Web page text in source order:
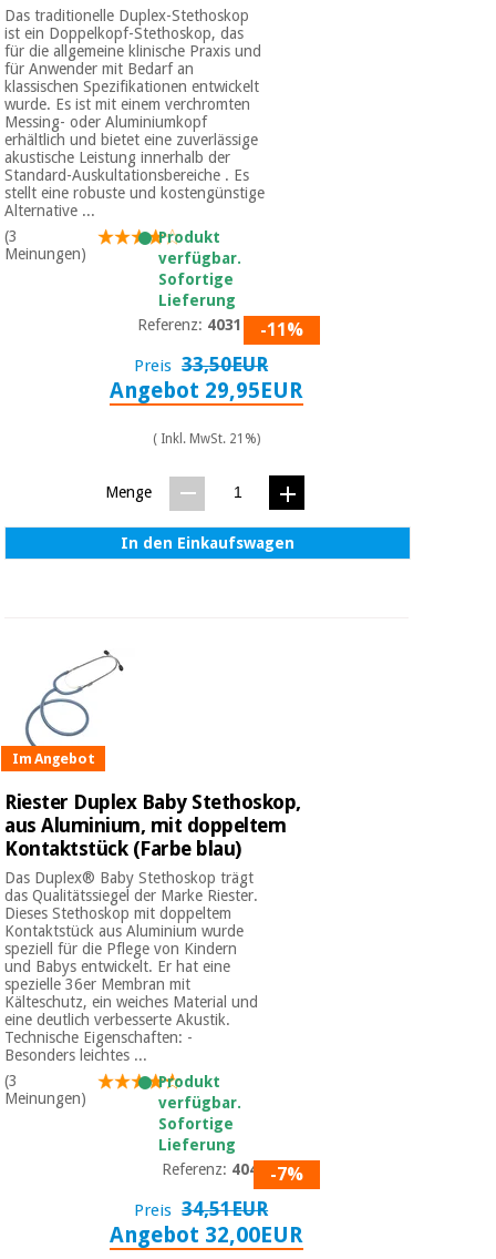
Das traditionelle Duplex-Stethoskop
ist ein Doppelkopf-Stethoskop, das
für die allgemeine klinische Praxis und
für Anwender mit Bedarf an
klassischen Spezifikationen entwickelt
wurde. Es ist mit einem verchromten
Messing- oder Aluminiumkopf
erhältlich und bietet eine zuverlässige
akustische Leistung innerhalb der
Standard-Auskultationsbereiche . Es
stellt eine robuste und kostengünstige
Alternative ...
(3
Meinungen)
Produkt
verfügbar.
Sofortige
Lieferung
Referenz: 4031-03-11%
Preis 33,50EUR
Angebot 29,95EUR
( Inkl. MwSt. 21%)
Menge
In den Einkaufswagen
Im Angebot
Riester Duplex Baby Stethoskop,
aus Aluminium, mit doppeltem
Kontaktstück (Farbe blau)
Das Duplex® Baby Stethoskop trägt
das Qualitätssiegel der Marke Riester.
Dieses Stethoskop mit doppeltem
Kontaktstück aus Aluminium wurde
speziell für die Pflege von Kindern
und Babys entwickelt. Er hat eine
spezielle 36er Membran mit
Kälteschutz, ein weiches Material und
eine deutlich verbesserte Akustik.
Technische Eigenschaften: -
Besonders leichtes ...
(3
Meinungen)
Produkt
verfügbar.
Sofortige
Lieferung
Referenz: 4041 -7%
Preis 34,51EUR
Angebot 32,00EUR